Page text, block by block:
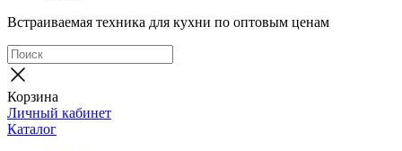
Встраиваемая техника для кухни по оптовым ценам
Корзина
Личный кабинет
Каталог